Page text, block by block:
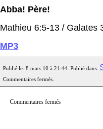
Abba! Père!
Mathieu 6:5-13 / Galates
MP3
Publié le: 8 mars 10 à 21:44. Publié dans:
Commentaires fermés.
Commentaires fermés